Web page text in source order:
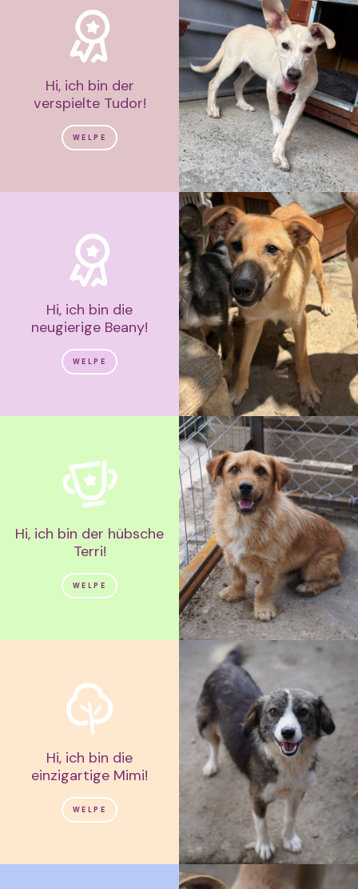
Hi, ich bin der
verspielte Tudor!
WELPE
Hi, ich bin die
neugierige Beany!
WELPE
Hi, ich bin der hübsche
Terri!
WELPE
Hi, ich bin die
einzigartige Mimi!
WELPE